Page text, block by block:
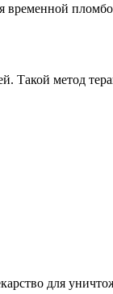
временной
Такой метод
для